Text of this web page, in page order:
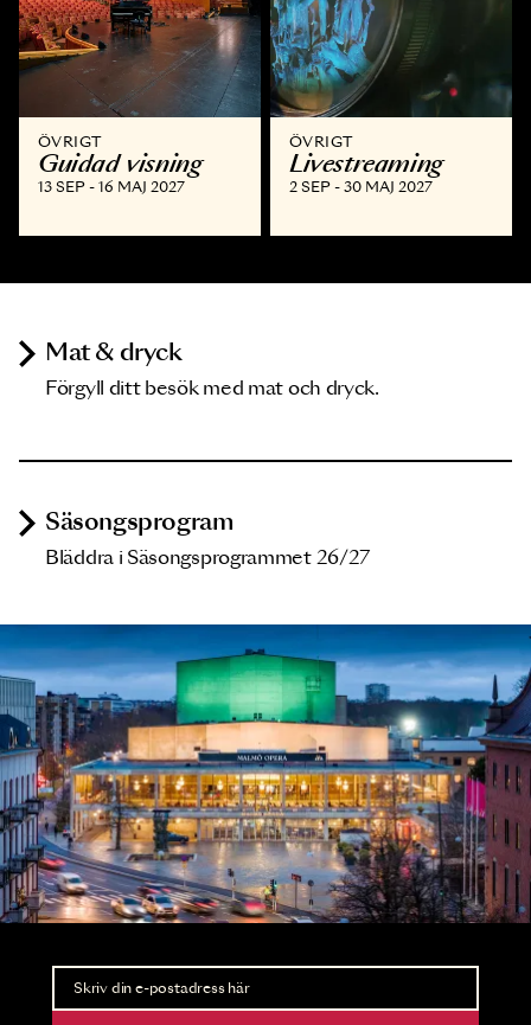
ÖVRIGT
Guidad visning
13 SEP - 16 MAJ 2027
ÖVRIGT
Livestreaming
2 SEP - 30 MAJ 2027
Mat & dryck
Förgyll ditt besök med mat och dryck.
Säsongsprogram
Bläddra i Säsongsprogrammet 26/27
Nyhetsbrev
Ta del av förhandsinformation och biljettsläpp.